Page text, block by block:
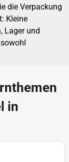
die Verpackung
Kleine
Lager und
in